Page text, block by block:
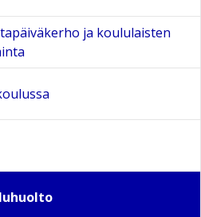
ja koululaisten